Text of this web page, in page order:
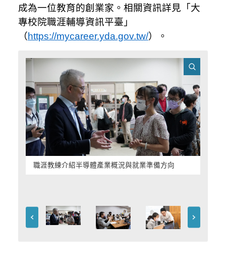
成為一位教育的創業家。 相關資訊詳見「大
專校院職涯輔導資訊平臺」
（https://mycareer.yda.gov.tw/）。
職涯教練介紹半導體產業概況與就業準備方向